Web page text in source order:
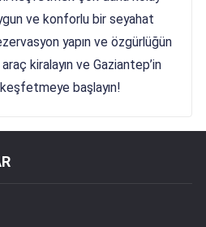
ve konforlu bir seyahat
yapın ve özgürlüğün
araç kiralayın ve Gaziantep’in
başlayın!